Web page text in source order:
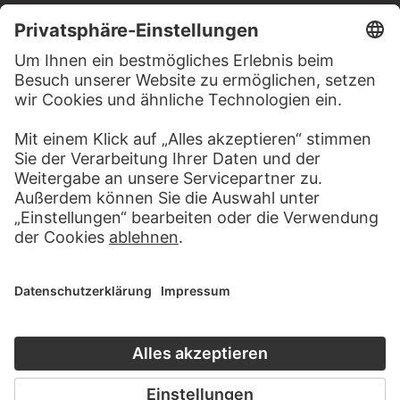
MEHR ZU ENTDECKEN
ALBEN
TIERISCHES STÄDEL – EIN ALBUM
FÜR KINDER
23 Werke